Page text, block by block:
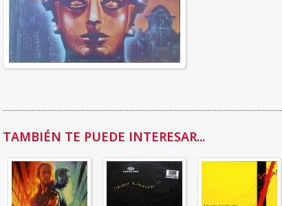
TAMBIÉN TE PUEDE INTERESAR...